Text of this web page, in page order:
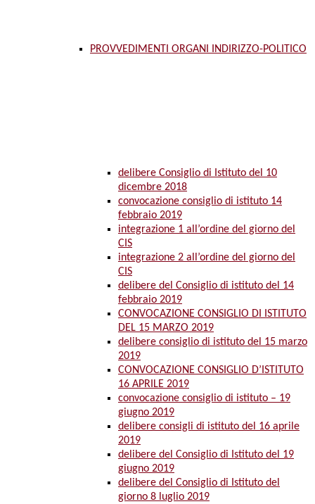
PROVVEDIMENTI ORGANI INDIRIZZO-POLITICO
delibere Consiglio di Istituto del 10
dicembre 2018
convocazione consiglio di istituto 14
febbraio 2019
integrazione 1 all’ordine del giorno del
CIS
integrazione 2 all’ordine del giorno del
CIS
delibere del Consiglio di istituto del 14
febbraio 2019
CONVOCAZIONE CONSIGLIO DI ISTITUTO
DEL 15 MARZO 2019
delibere consiglio di istituto del 15 marzo
2019
CONVOCAZIONE CONSIGLIO D’ISTITUTO
16 APRILE 2019
convocazione consiglio di istituto – 19
giugno 2019
delibere consigli di istituto del 16 aprile
2019
delibere del Consiglio di Istituto del 19
giugno 2019
delibere del Consiglio di Istituto del
giorno 8 luglio 2019